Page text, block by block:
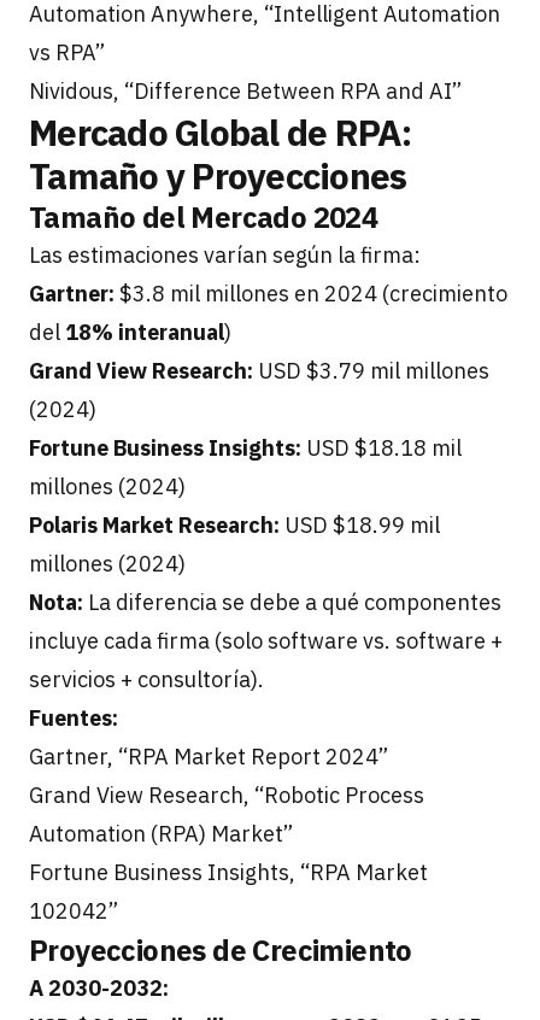
Automation Anywhere, “Intelligent Automation
vs RPA”
Nividous, “Difference Between RPA and AI”
Mercado Global de RPA:
Tamaño y Proyecciones
Tamaño del Mercado 2024
Las estimaciones varían según la firma:
Gartner: $3.8 mil millones en 2024 (crecimiento
del 18% interanual)
Grand View Research: USD $3.79 mil millones
(2024)
Fortune Business Insights: USD $18.18 mil
millones (2024)
Polaris Market Research: USD $18.99 mil
millones (2024)
Nota: La diferencia se debe a qué componentes
incluye cada firma (solo software vs. software +
servicios + consultoría).
Fuentes:
Gartner, “RPA Market Report 2024”
Grand View Research, “Robotic Process
Automation (RPA) Market”
Fortune Business Insights, “RPA Market
102042”
Proyecciones de Crecimiento
A 2030-2032: